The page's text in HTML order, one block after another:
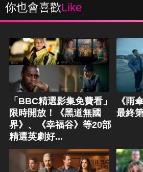
你也會喜歡Like
「BBC精選影集免費看」
限時開放！《黑道無國
界》、《幸福谷》等20部
精選英劇好...
《雨
最終